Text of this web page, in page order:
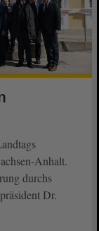
Anhalt.
durchs
Dr.